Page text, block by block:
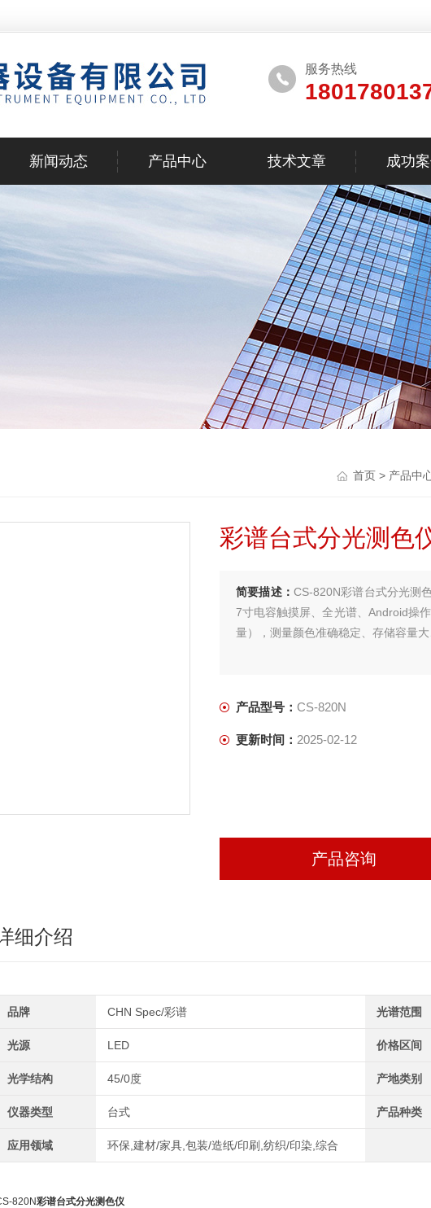
服务热线
新闻动态 产品中心 技术文章 成功
首页 > 产品中
彩谱台式分光测色
简要描述： CS-820N彩谱台式分光测
7寸电容触摸屏、全光谱、Android操
量），测量颜色准确稳定、存储容量
产品型号： CS-820N
更新时间： 2025-02-12
产品咨询
细介绍
品牌 CHN Spec/彩谱 光谱范围
光源 LED 价格区间
光学结构 45/0度 产地类别
仪器类型 台式 产品种类
应用领域 环保,建材/家具,包装/造纸/印刷,纺织/印染,综合
820N彩谱台式分光测色仪